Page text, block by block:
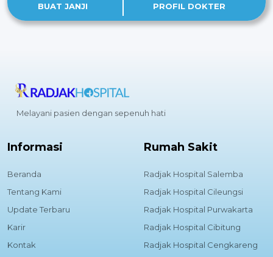
BUAT JANJI PROFIL DOKTER
Melayani pasien dengan sepenuh hati
Informasi
Beranda
Tentang Kami
Update Terbaru
Karir
Kontak
Rumah Sakit
Radjak Hospital Salemba
Radjak Hospital Cileungsi
Radjak Hospital Purwakarta
Radjak Hospital Cibitung
Radjak Hospital Cengkareng